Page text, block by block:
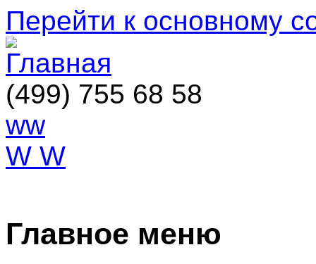
Перейти к основному
(499) 755 68 58
ww
W W
Главное меню